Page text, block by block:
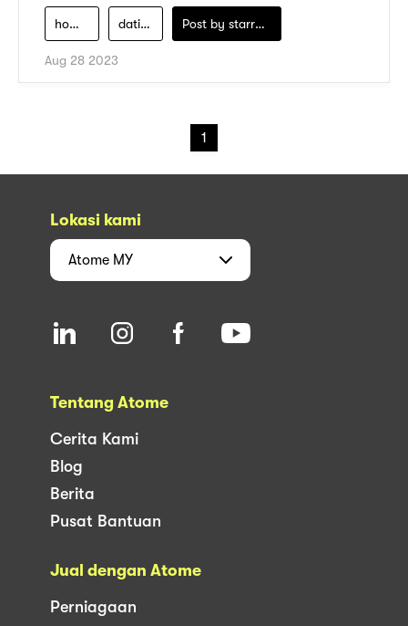
home-decor dating Post by starry1989
Aug 28 2023
1
Lokasi kami
Atome MY
Tentang Atome
Cerita Kami
Blog
Berita
Pusat Bantuan
Jual dengan Atome
Perniagaan